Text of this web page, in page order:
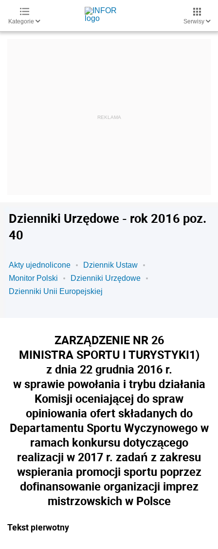
Kategorie Serwisy
Dzienniki Urzędowe - rok 2016 poz.
40
Akty ujednolicone
Dziennik Ustaw
Monitor Polski
Dzienniki Urzędowe
Dzienniki Unii Europejskiej
ZARZĄDZENIE NR 26
MINISTRA SPORTU I TURYSTYKI1)
z dnia 22 grudnia 2016 r.
w sprawie powołania i trybu działania
Komisji oceniającej do spraw
opiniowania ofert składanych do
Departamentu Sportu Wyczynowego w
ramach konkursu dotyczącego
realizacji w 2017 r. zadań z zakresu
wspierania promocji sportu poprzez
dofinansowanie organizacji imprez
mistrzowskich w Polsce
Tekst pierwotny